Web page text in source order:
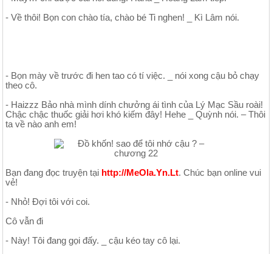
- Về thôi! Bọn con chào tía, chào bé Ti nghen! _ Kì Lâm nói.
- Bọn mày về trước đi hen tao có tí việc. _ nói xong cậu bỏ chạy
theo cô.
- Haizzz Bảo nhà mình dính chưởng ái tình của Lý Mạc Sầu roài!
Chậc chậc thuốc giải hơi khó kiếm đây! Hehe _ Quỳnh nói. – Thôi
ta về nào anh em!
Bạn đang đọc truyện tại http://MeOla.Yn.Lt. Chúc bạn online vui
vẻ!
- Nhỏ! Đợi tôi với coi.
Cô vẫn đi
- Này! Tôi đang gọi đấy. _ cậu kéo tay cô lại.